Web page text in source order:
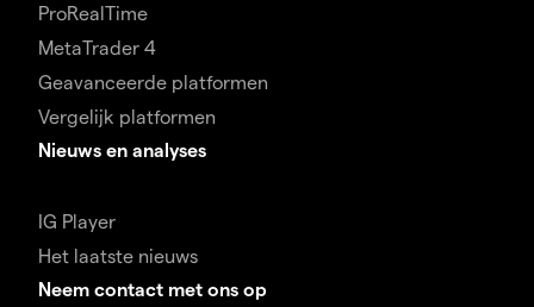
ProRealTime
MetaTrader 4
Geavanceerde platformen
Vergelijk platformen
Nieuws en analyses
IG Player
Het laatste nieuws
Neem contact met ons op